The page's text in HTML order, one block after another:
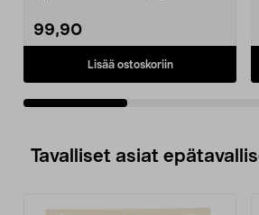
99,90
Lisää ostoskoriin
Tavalliset asiat